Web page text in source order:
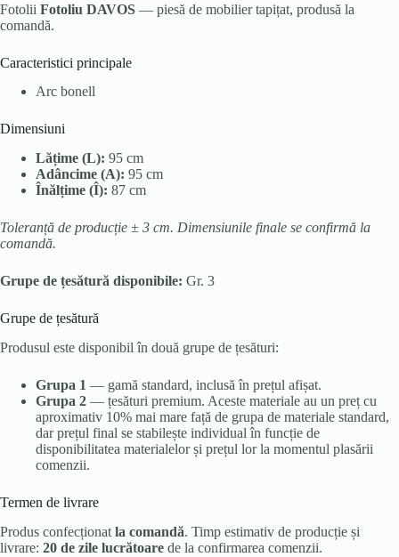
Fotolii Fotoliu DAVOS — piesă de mobilier tapițat, produsă la
comandă.
Caracteristici principale
Arc bonell
Dimensiuni
Lățime (L): 95 cm
Adâncime (A): 95 cm
Înălțime (Î): 87 cm
Toleranță de producție ± 3 cm. Dimensiunile finale se confirmă la
comandă.
Grupe de țesătură disponibile: Gr. 3
Grupe de țesătură
Produsul este disponibil în două grupe de țesături:
Grupa 1 — gamă standard, inclusă în prețul afișat.
Grupa 2 — țesături premium. Aceste materiale au un preț cu
aproximativ 10% mai mare față de grupa de materiale standard,
dar prețul final se stabilește individual în funcție de
disponibilitatea materialelor și prețul lor la momentul plasării
comenzii.
Termen de livrare
Produs confecționat la comandă. Timp estimativ de producție și
livrare: 20 de zile lucrătoare de la confirmarea comenzii.